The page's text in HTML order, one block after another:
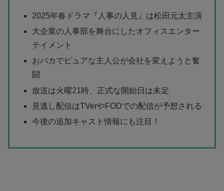
2025年春ドラマ『人事の人見』は松田元太主演
大企業の人事部を舞台にしたオフィスエンター
テイメント
おバカでピュアな主人公が会社を変えようと奮
闘
放送は火曜21時、正式な開始日は未定
見逃し配信はTVerやFODでの配信が予想される
今後の追加キャスト情報にも注目！